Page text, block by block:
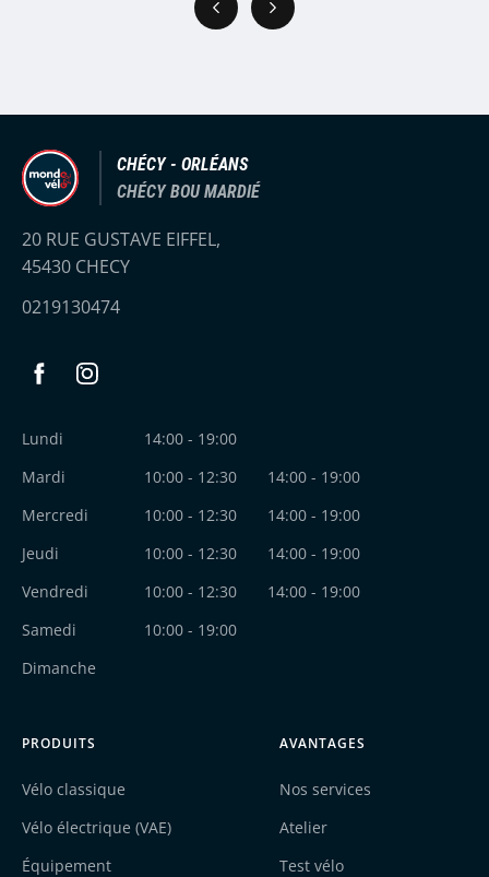
PrécédentSuivant
CHÉCY - ORLÉANS
CHÉCY BOU MARDIÉ
20 RUE GUSTAVE EIFFEL,
45430 CHECY
0219130474
Lundi
14:00 - 19:00
Mardi
10:00 - 12:30
14:00 - 19:00
Mercredi
10:00 - 12:30
14:00 - 19:00
Jeudi
10:00 - 12:30
14:00 - 19:00
Vendredi
10:00 - 12:30
14:00 - 19:00
Samedi
10:00 - 19:00
Dimanche
PRODUITS
Vélo classique
Vélo électrique (VAE)
Équipement
AVANTAGES
Nos services
Atelier
Test vélo